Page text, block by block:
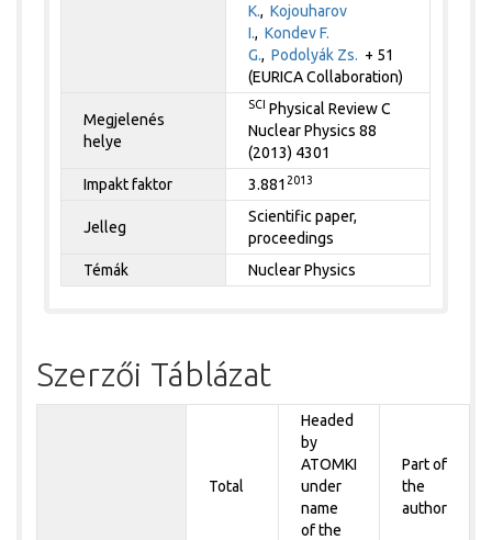
K.,Kojouharov
I.,Kondev F.
G.,Podolyák Zs. + 51
(EURICA Collaboration)
Megjelenés
helye
SCI Physical Review C
Nuclear Physics 88
(2013) 4301
Impakt faktor
3.881 2013
Jelleg
Scientific paper,
proceedings
Témák
Nuclear Physics
Szerzői Táblázat
Total
Headed
by
ATOMKI
under
name
of the
Part of
the
author